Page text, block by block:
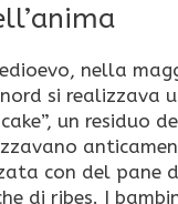
nella
si realizzava
un residuo
con del pane
di ribes. I